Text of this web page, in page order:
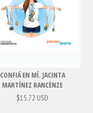
CONFIÁ EN MÍ. JACINTA
MARTÍNEZ RANCÈNZE
$15.72 USD